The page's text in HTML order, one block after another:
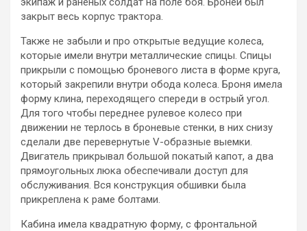
закрыт весь корпус трактора.
Также не забыли и про открытые ведущие колеса,
которые имели внутри металлические спицы. Спицы
прикрыли с помощью броневого листа в форме круга,
который закрепили внутри обода колеса. Броня имела
форму клина, переходящего спереди в острый угол.
Для того чтобы переднее рулевое колесо при
движении не терлось в броневые стенки, в них снизу
сделали две перевернутые V-образные выемки.
Двигатель прикрывал большой покатый капот, а два
прямоугольных люка обеспечивали доступ для
обслуживания. Вся конструкция обшивки была
прикреплена к раме болтами.
Кабина имела квадратную форму, с фронтальной